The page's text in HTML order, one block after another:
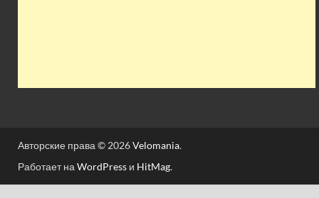
Авторские права © 2026Velomania.
Работает на WordPress и HitMag.